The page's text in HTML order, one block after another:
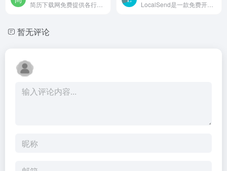
暂无评论